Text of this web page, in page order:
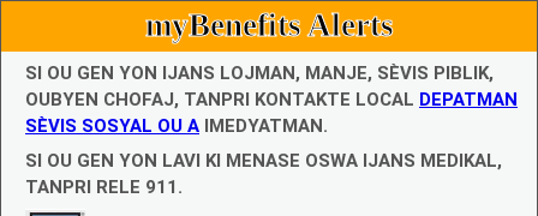
myBenefits Alerts
SI OU GEN YON IJANS LOJMAN, MANJE, SÈVIS PIBLIK,
OUBYEN CHOFAJ, TANPRI KONTAKTE LOCAL DEPATMAN
SÈVIS SOSYAL OU A IMEDYATMAN.
SI OU GEN YON LAVI KI MENASE OSWA IJANS MEDIKAL,
TANPRI RELE 911.